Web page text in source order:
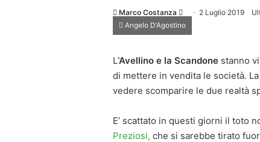
Marco Costanza
Invia
un'email
2 Luglio 2019
Angelo D'Agostino
L‘Avellino e la Scandone stanno
di mettere in vendita le società.
vedere scomparire le due realtà
E’ scattato in questi giorni il toto
Preziosi, che si sarebbe tirato